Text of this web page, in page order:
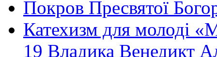
Покров Пресвятої
Катехизм для молоді
19 Владика Венедикт